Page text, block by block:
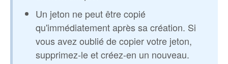
Un jeton ne peut être copié
qu'immédiatement après sa création. Si
vous avez oublié de copier votre jeton,
supprimez-le et créez-en un nouveau.